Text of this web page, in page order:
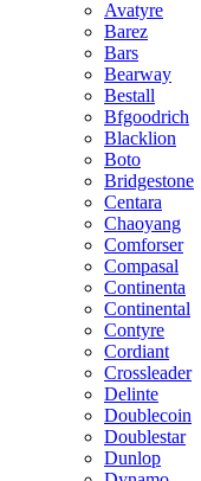
Avatyre
Barez
Bars
Bearway
Bestall
Bfgoodrich
Blacklion
Boto
Bridgestone
Centara
Chaoyang
Comforser
Compasal
Continenta
Continental
Contyre
Cordiant
Crossleader
Delinte
Doublecoin
Doublestar
Dunlop